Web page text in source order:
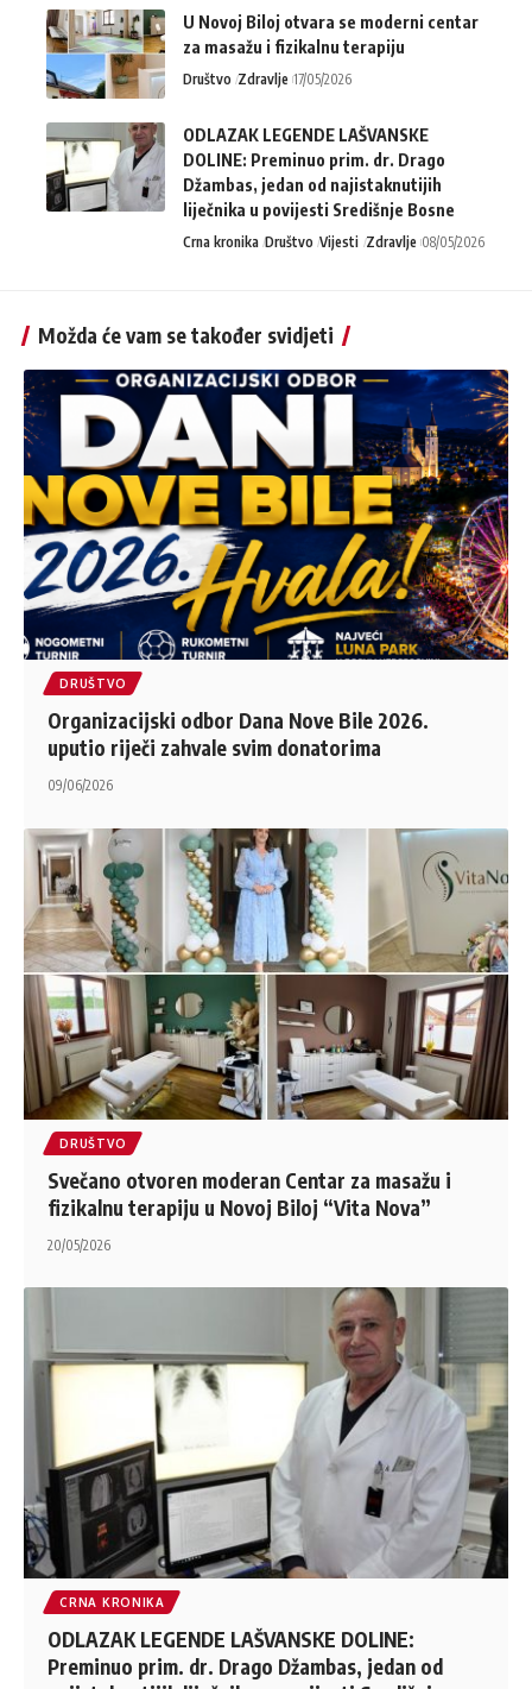
U Novoj Biloj otvara se moderni centar
za masažu i fizikalnu terapiju
Društvo Zdravlje 17/05/2026
ODLAZAK LEGENDE LAŠVANSKE
DOLINE: Preminuo prim. dr. Drago
Džambas, jedan od najistaknutijih
liječnika u povijesti Središnje Bosne
Crna kronika Društvo Vijesti Zdravlje 08/05/2026
Možda će vam se također svidjeti
DRUŠTVO
Organizacijski odbor Dana Nove Bile 2026.
uputio riječi zahvale svim donatorima
09/06/2026
DRUŠTVO
Svečano otvoren moderan Centar za masažu i
fizikalnu terapiju u Novoj Biloj “Vita Nova”
20/05/2026
CRNA KRONIKA
ODLAZAK LEGENDE LAŠVANSKE DOLINE:
Preminuo prim. dr. Drago Džambas, jedan od